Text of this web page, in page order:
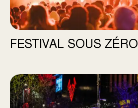
FESTIVAL SOUS ZÉRO
Bonjour Chien, d’ici et d’ailleurs